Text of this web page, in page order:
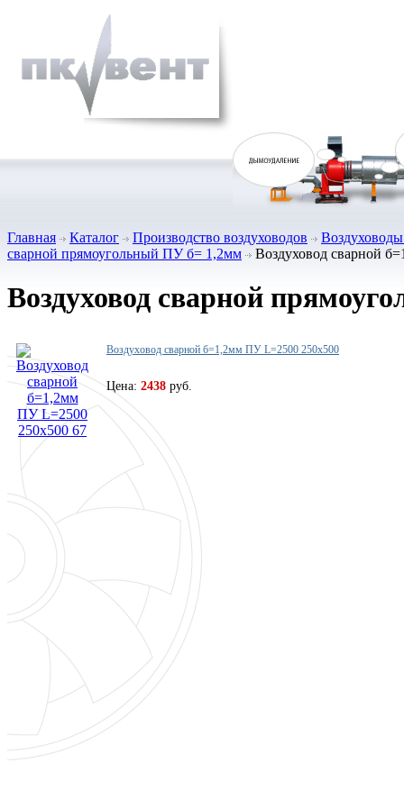
Главная Каталог Производство воздуховодов
сварной прямоугольный ПУ б= 1,2мм
Воздуховод сварной
Воздуховод сварной
Воздуховод сварной б=1,2мм ПУ L=2500 250х500
Цена: 2438 руб.